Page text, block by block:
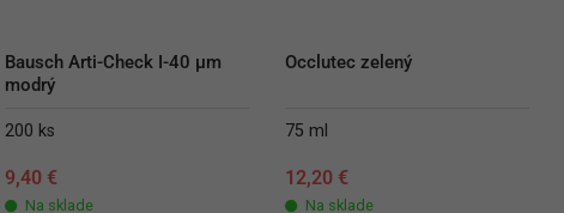
Bausch Arti-Check I-40 µm
modrý
200 ks
9,40 €
Na sklade
Occlutec zelený
75 ml
12,20 €
Na sklade